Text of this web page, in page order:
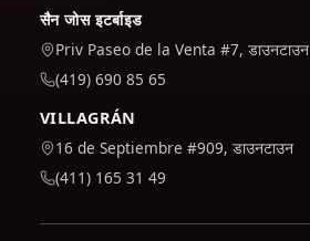
सैन जोस इटर्बाइड
Priv Paseo de la Venta #7, डाउनटाउन
(419) 690 85 65
VILLAGRÁN
16 de Septiembre #909, डाउनटाउन
(411) 165 31 49